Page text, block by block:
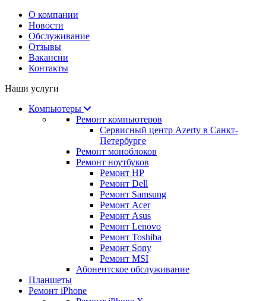
О компании
Новости
Обслуживание
Отзывы
Вакансии
Контакты
Наши услуги
Компьютеры
Ремонт компьютеров
Сервисный центр Azerty в Санкт-
Петербурге
Ремонт моноблоков
Ремонт ноутбуков
Ремонт HP
Ремонт Dell
Ремонт Samsung
Ремонт Acer
Ремонт Asus
Ремонт Lenovo
Ремонт Toshiba
Ремонт Sony
Ремонт MSI
Абонентское обслуживание
Планшеты
Ремонт iPhone